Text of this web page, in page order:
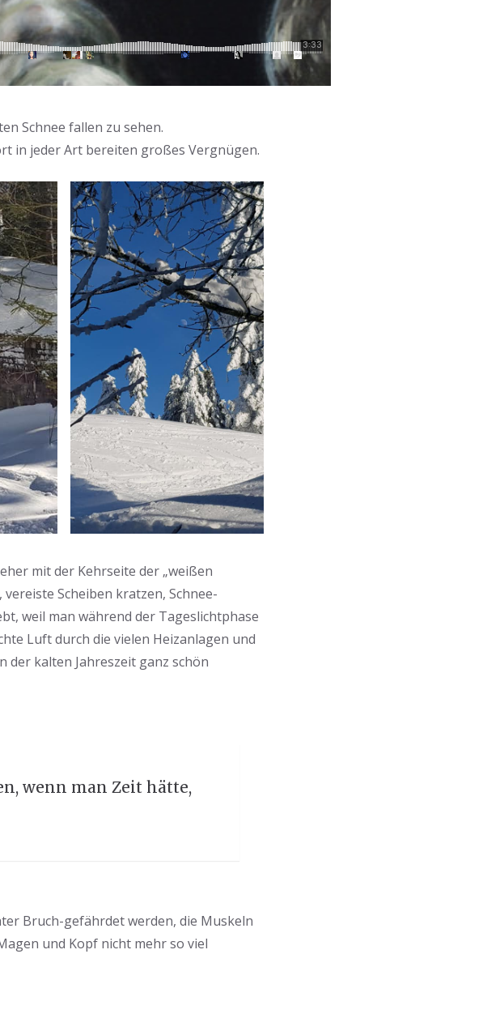
Schnee fallen zu sehen.
in jeder Art bereiten großes Vergnügen.
mit der Kehrseite der „weißen
Scheiben kratzen, Schnee-
weil man während der Tageslichtphase
Luft durch die vielen Heizanlagen und
der kalten Jahreszeit ganz schön
wenn man Zeit hätte,
Bruch-gefährdet werden, die Muskeln
und Kopf nicht mehr so viel